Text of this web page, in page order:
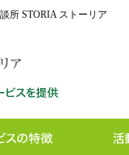
所 STORIA ストーリア